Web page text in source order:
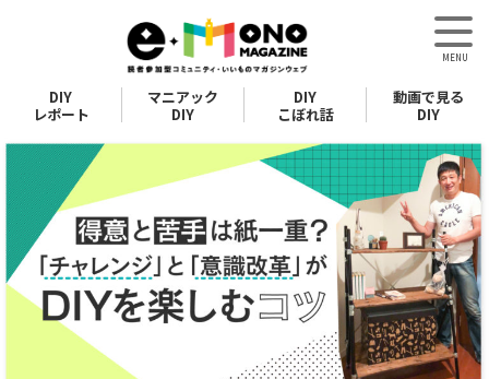
DIY
レポート
マニアック
DIY
DIY
こぼれ話
動画で見る
DIY